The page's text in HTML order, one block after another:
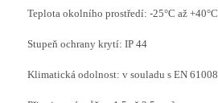
Teplota okolního prostředí: -25°C až +40°C
Stupeň ochrany krytí: IP 44
Klimatická odolnost: v souladu s EN 61008